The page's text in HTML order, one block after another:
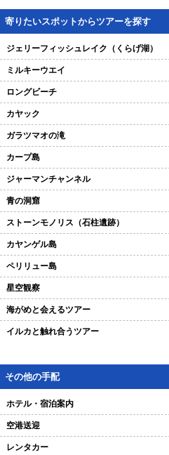
寄りたいスポットからツアーを探す
ジェリーフィッシュレイク（くらげ湖）
ミルキーウエイ
ロングビーチ
カヤック
ガラツマオの滝
カープ島
ジャーマンチャンネル
青の洞窟
ストーンモノリス（石柱遺跡）
カヤンゲル島
ペリリュー島
星空観察
海がめと会えるツアー
イルカと触れ合うツアー
その他の手配
ホテル・宿泊案内
空港送迎
レンタカー